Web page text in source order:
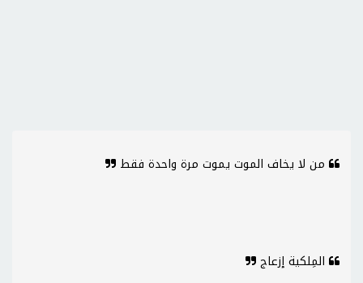
من لا يخاف الموت يموت مرة واحدة فقط
المِلكية إزعاج